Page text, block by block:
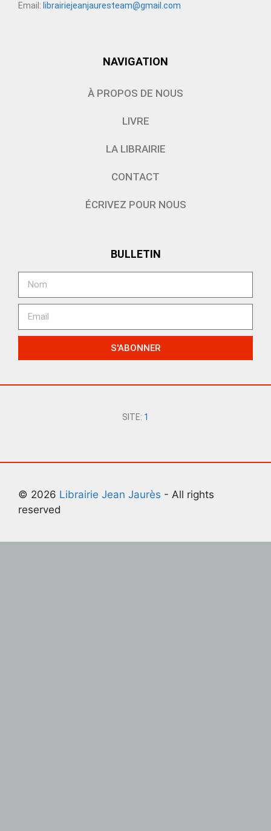
Email: librairiejeanjauresteam@gmail.com
NAVIGATION
À PROPOS DE NOUS
LIVRE
LA LIBRAIRIE
CONTACT
ÉCRIVEZ POUR NOUS
BULLETIN
S'ABONNER
SITE: 1
© 2026 Librairie Jean Jaurès - All rights
reserved